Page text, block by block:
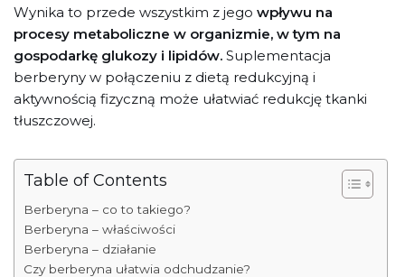
Wynika to przede wszystkim z jego wpływu na
procesy metaboliczne w organizmie, w tym na
gospodarkę glukozy i lipidów. Suplementacja
berberyny w połączeniu z dietą redukcyjną i
aktywnością fizyczną może ułatwiać redukcję tkanki
tłuszczowej.
Table of Contents
Berberyna – co to takiego?
Berberyna – właściwości
Berberyna – działanie
Czy berberyna ułatwia odchudzanie?